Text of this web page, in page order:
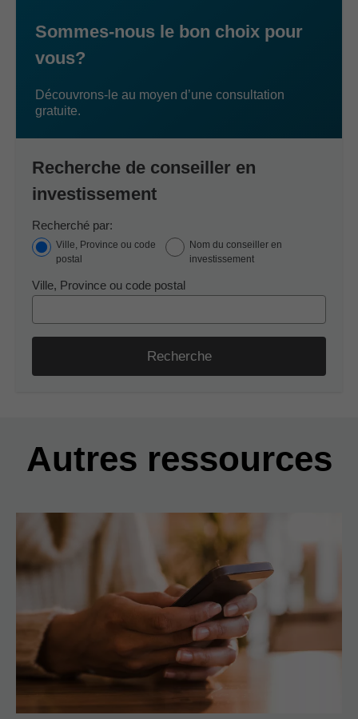
Sommes-nous le bon choix pour
vous?
Découvrons-le au moyen d’une consultation
gratuite.
Recherche de conseiller en
investissement
Recherché par:
Ville, Province ou code
postal
Nom du conseiller en
investissement
Ville, Province ou code postal
Recherche
Autres ressources